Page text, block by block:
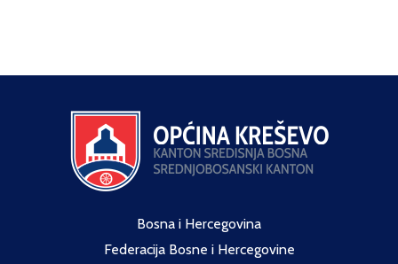
Bosna i Hercegovina
Federacija Bosne i Hercegovine